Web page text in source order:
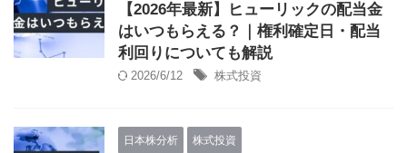
【2026年最新】ヒューリックの配当金
はいつもらえる？｜権利確定日・配当
利回りについても解説
2026/6/12 株式投資
日本株分析 株式投資